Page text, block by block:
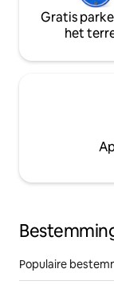
Gratis
het
Populaire